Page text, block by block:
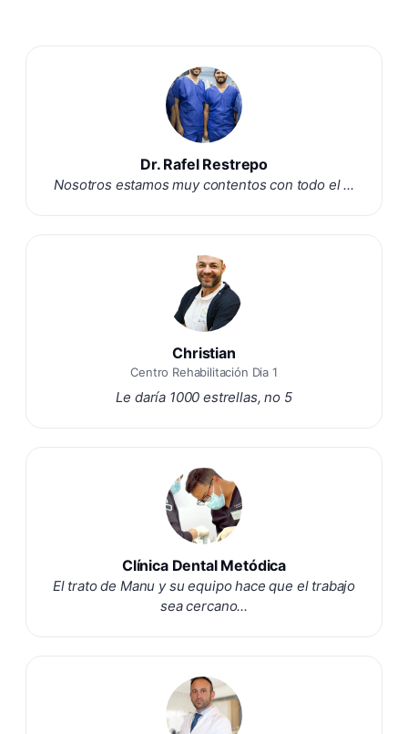
Dr. Rafel Restrepo
Nosotros estamos muy contentos con todo el ...
Christian
Centro Rehabilitación Dia 1
Le daría 1000 estrellas, no 5
Clínica Dental Metódica
El trato de Manu y su equipo hace que el trabajo
sea cercano...